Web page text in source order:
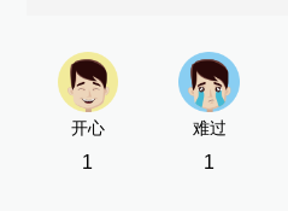
开心
1
难过
1